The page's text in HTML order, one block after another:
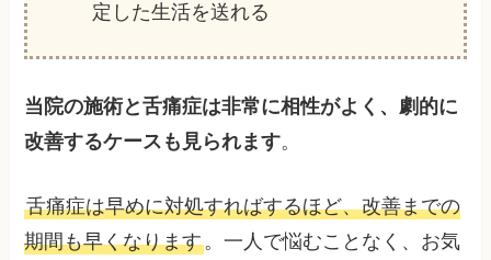
定した生活を送れる
当院の施術と舌痛症は非常に相性がよく、劇的に
改善するケースも見られます。
舌痛症は早めに対処すればするほど、改善までの
期間も早くなります。一人で悩むことなく、お気